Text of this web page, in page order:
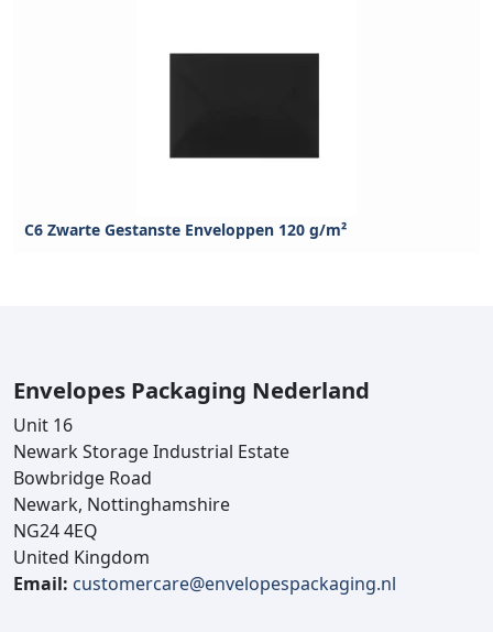
C6 Zwarte Gestanste Enveloppen 120 g/m²
Envelopes Packaging Nederland
Unit 16
Newark Storage Industrial Estate
Bowbridge Road
Newark, Nottinghamshire
NG24 4EQ
United Kingdom
Email: customercare@envelopespackaging.nl